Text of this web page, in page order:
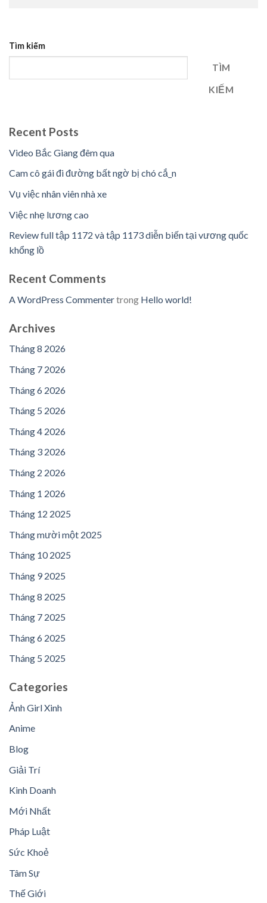
Tìm kiếm
TÌM
KIẾM
Recent Posts
Video Bắc Giang đêm qua
Cam cô gái đi đường bất ngờ bị chó cắ_n
Vụ việc nhân viên nhà xe
Việc nhẹ lương cao
Review full tập 1172 và tập 1173 diễn biến tại vương quốc
khổng lồ
Recent Comments
A WordPress Commentertrong Hello world!
Archives
Tháng 8 2026
Tháng 7 2026
Tháng 6 2026
Tháng 5 2026
Tháng 4 2026
Tháng 3 2026
Tháng 2 2026
Tháng 1 2026
Tháng 12 2025
Tháng mười một 2025
Tháng 10 2025
Tháng 9 2025
Tháng 8 2025
Tháng 7 2025
Tháng 6 2025
Tháng 5 2025
Categories
Ảnh Girl Xinh
Anime
Blog
Giải Trí
Kinh Doanh
Mới Nhất
Pháp Luật
Sức Khoẻ
Tâm Sự
Thế Giới